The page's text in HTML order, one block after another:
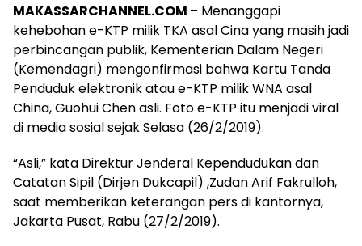
MAKASSARCHANNEL.COM – Menanggapi
kehebohan e-KTP milik TKA asal Cina yang masih jadi
perbincangan publik, Kementerian Dalam Negeri
(Kemendagri) mengonfirmasi bahwa Kartu Tanda
Penduduk elektronik atau e-KTP milik WNA asal
China, Guohui Chen asli. Foto e-KTP itu menjadi viral
di media sosial sejak Selasa (26/2/2019).
“Asli,” kata Direktur Jenderal Kependudukan dan
Catatan Sipil (Dirjen Dukcapil) ,Zudan Arif Fakrulloh,
saat memberikan keterangan pers di kantornya,
Jakarta Pusat, Rabu (27/2/2019).